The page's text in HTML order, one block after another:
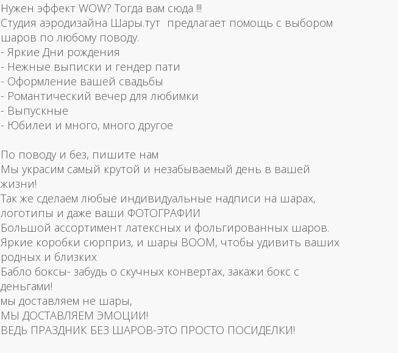
Нужен эффект WOW? Тогда вам сюда !!!
Студия аэродизайна Шары.тут предлагает помощь с выбором
шаров по любому поводу.
- Яркие Дни рождения
- Нежные выписки и гендер пати
- Оформление вашей свадьбы
- Романтический вечер для любимки
- Выпускные
- Юбилеи и много, много другое
По поводу и без, пишите нам
Мы украсим самый крутой и незабываемый день в вашей
жизни!
Так же сделаем любые индивидуальные надписи на шарах,
логотипы и даже ваши ФОТОГРАФИИ
Большой ассортимент латексных и фольгированных шаров.
Яркие коробки сюрприз, и шары BOOM, чтобы удивить ваших
родных и близких
Бабло боксы- забудь о скучных конвертах, закажи бокс с
деньгами!
мы доставляем не шары,
МЫ ДОСТАВЛЯЕМ ЭМОЦИИ!
ВЕДЬ ПРАЗДНИК БЕЗ ШАРОВ-ЭТО ПРОСТО ПОСИДЕЛКИ!